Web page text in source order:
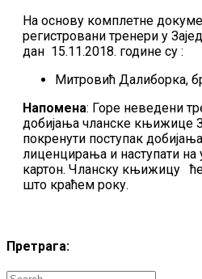
На основу комплетне
регистровани тренери у
дан 15.11.2018. године су :
Митровић Далиборка,
Напомена: Горе неведени
добијања чланске књижице
покренути поступак
лиценцирања и наступати
картон. Чланску књижицу
што краћем року.
Претрага: